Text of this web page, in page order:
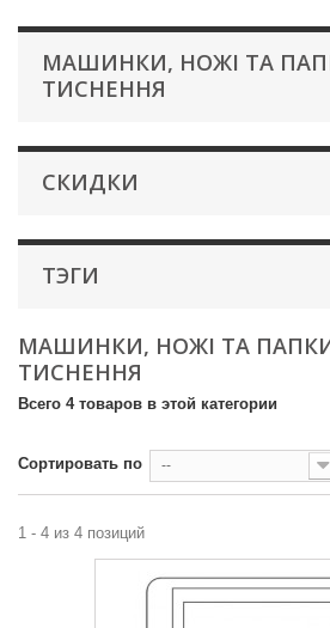
МАШИНКИ, НОЖІ ТА
ТИСНЕННЯ
СКИДКИ
ТЭГИ
МАШИНКИ, НОЖІ ТА
ТИСНЕННЯ
Всего 4 товаров в этой категории
Сортировать по --
1 - 4 из 4 позиций